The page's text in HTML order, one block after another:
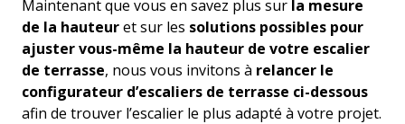
Maintenant que vous en savez plus sur la mesure
de la hauteuret sur les solutions possibles pour
ajuster vous-même la hauteur de votre escalier
de terrasse, nous vous invitons à relancer le
configurateur d’escaliers de terrasse ci-dessous
afin de trouver l’escalier le plus adapté à votre projet.